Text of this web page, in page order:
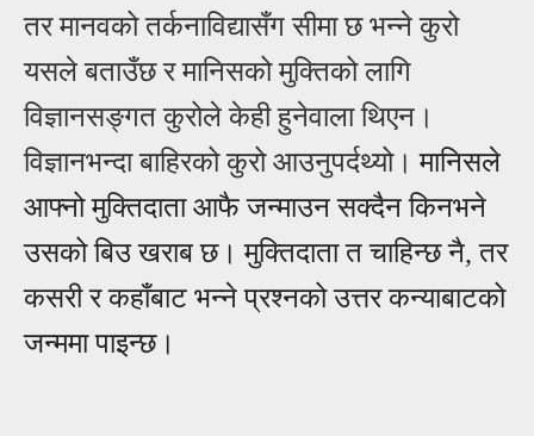
तर मानवको तर्कनाविद्यासँग सीमा छ भन्ने कुरो
यसले बताउँछ र मानिसको मुक्तिको लागि
विज्ञानसङ्गत कुरोले केही हुनेवाला थिएन ।
विज्ञानभन्दा बाहिरको कुरो आउनुपर्दथ्यो।मानिसले
आफ्नो मुक्तिदाताआफैजन्माउन सक्दैन किनभने
उसको बिउ खराब छ। मुक्तिदाता त चाहिन्छनै,तर
कसरी र कहाँबाट भन्नेप्रश्नको उत्तर कन्याबाटको
जन्ममा पाइन्छ।